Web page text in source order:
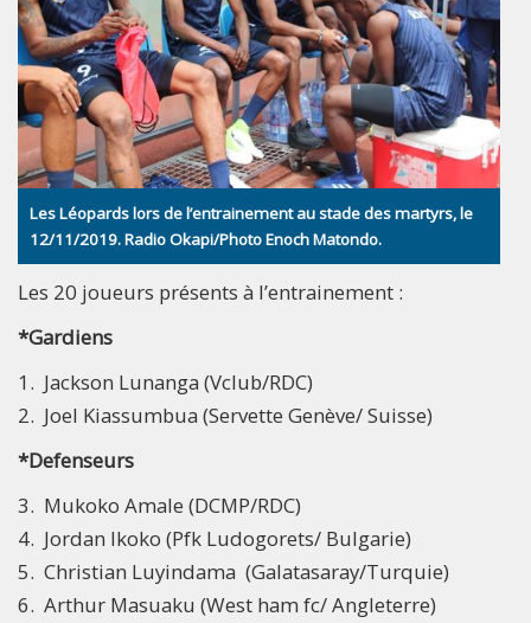
Les Léopards lors de l’entrainement au stade des martyrs, le
12/11/2019. Radio Okapi/Photo Enoch Matondo.
Les 20 joueurs présents à l’entrainement :
*Gardiens
1. Jackson Lunanga (Vclub/RDC)
2. Joel Kiassumbua (Servette Genève/ Suisse)
*Defenseurs
3. Mukoko Amale (DCMP/RDC)
4. Jordan Ikoko (Pfk Ludogorets/ Bulgarie)
5. Christian Luyindama (Galatasaray/Turquie)
6. Arthur Masuaku (West ham fc/ Angleterre)